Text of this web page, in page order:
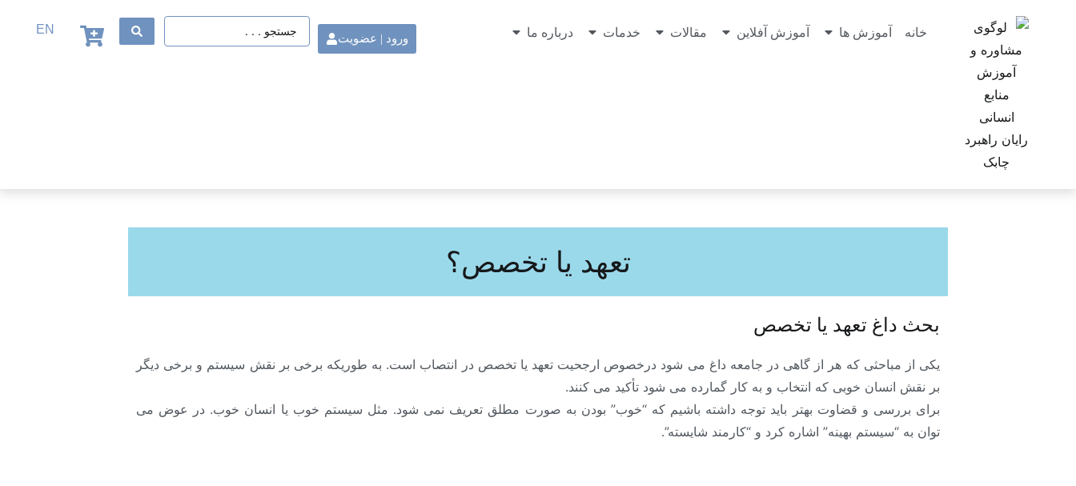
خانه آموزش ها آموزش آفلاین مقالات خدمات درباره ما ورود | عضویت
EN
تعهد یا تخصص؟
بحث داغ تعهد یا تخصص
یکی از مباحثی که هر از گاهی در جامعه داغ می شود درخصوص ارجحیت تعهد یا تخصص در انتصاب است. به طوریکه برخی بر نقش سیستم و برخی دیگر
بر نقش انسان خوبی که انتخاب و به کار گمارده می شود تأکید می کنند.
برای بررسی و قضاوت بهتر باید توجه داشته باشیم که “خوب” بودن به صورت مطلق تعریف نمی شود. مثل سیستم خوب یا انسان خوب. در عوض می
توان به “سیستم بهینه” اشاره کرد و “کارمند شایسته”.